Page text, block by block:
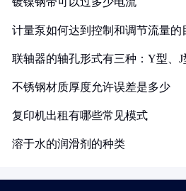
计量泵如何达到控制和调节流量的
联轴器的轴孔形式有三种：Y型、J
不锈钢材质厚度允许误差是多少
复印机出租有哪些常见模式
溶于水的润滑剂的种类